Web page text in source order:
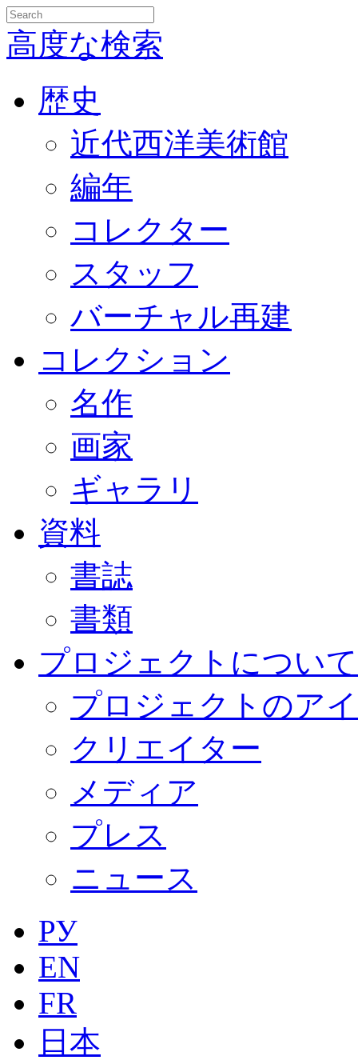
高度な検索
歴史
近代西洋美術館
編年
コレクター
スタッフ
バーチャル再建
コレクション
名作
画家
ギャラリ
資料
書誌
書類
プロジェクトについて
プロジェクトのア
クリエイター
メディア
プレス
ニュース
РУ
EN
FR
日本